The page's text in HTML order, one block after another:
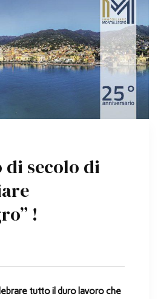
di secolo di
!
tutto il duro lavoro che